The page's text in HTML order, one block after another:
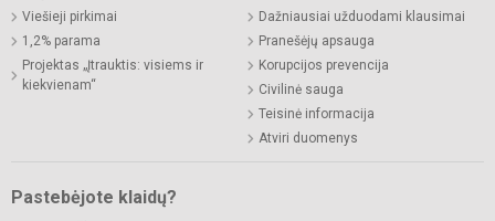
Viešieji pirkimai
1,2% parama
Projektas „Įtrauktis: visiems ir
kiekvienam“
Dažniausiai užduodami klausimai
Pranešėjų apsauga
Korupcijos prevencija
Civilinė sauga
Teisinė informacija
Atviri duomenys
Pastebėjote klaidų?